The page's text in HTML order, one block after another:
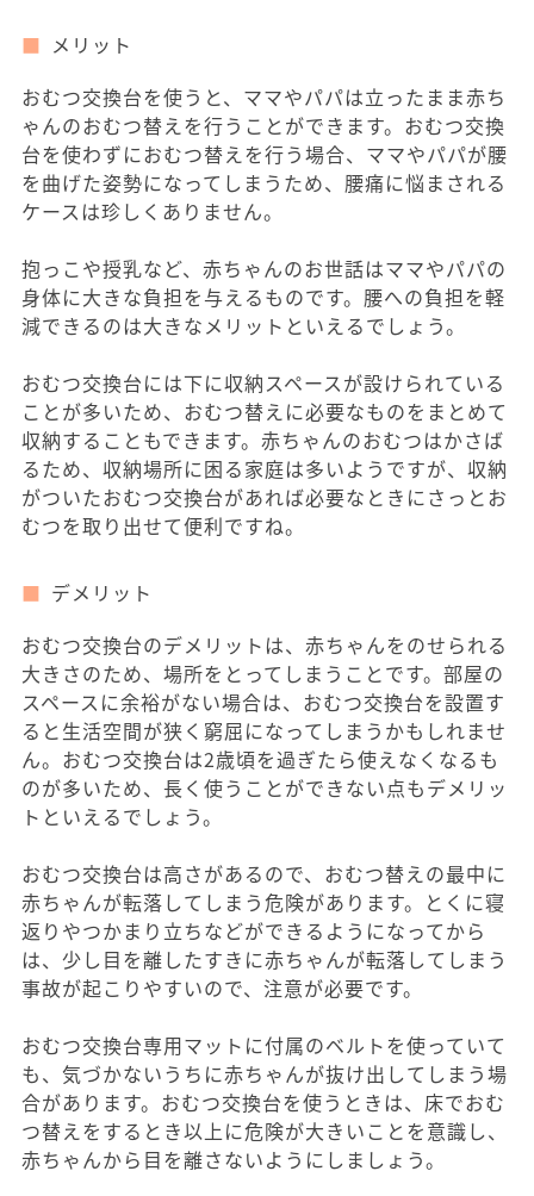
メリット
おむつ交換台を使うと、ママやパパは立ったまま赤ち
ゃんのおむつ替えを行うことができます。おむつ交換
台を使わずにおむつ替えを行う場合、ママやパパが腰
を曲げた姿勢になってしまうため、腰痛に悩まされる
ケースは珍しくありません。
抱っこや授乳など、赤ちゃんのお世話はママやパパの
身体に大きな負担を与えるものです。腰への負担を軽
減できるのは大きなメリットといえるでしょう。
おむつ交換台には下に収納スペースが設けられている
ことが多いため、おむつ替えに必要なものをまとめて
収納することもできます。赤ちゃんのおむつはかさば
るため、収納場所に困る家庭は多いようですが、収納
がついたおむつ交換台があれば必要なときにさっとお
むつを取り出せて便利ですね。
デメリット
おむつ交換台のデメリットは、赤ちゃんをのせられる
大きさのため、場所をとってしまうことです。部屋の
スペースに余裕がない場合は、おむつ交換台を設置す
ると生活空間が狭く窮屈になってしまうかもしれませ
ん。おむつ交換台は2歳頃を過ぎたら使えなくなるも
のが多いため、長く使うことができない点もデメリッ
トといえるでしょう。
おむつ交換台は高さがあるので、おむつ替えの最中に
赤ちゃんが転落してしまう危険があります。とくに寝
返りやつかまり立ちなどができるようになってから
は、少し目を離したすきに赤ちゃんが転落してしまう
事故が起こりやすいので、注意が必要です。
おむつ交換台専用マットに付属のベルトを使っていて
も、気づかないうちに赤ちゃんが抜け出してしまう場
合があります。おむつ交換台を使うときは、床でおむ
つ替えをするとき以上に危険が大きいことを意識し、
赤ちゃんから目を離さないようにしましょう。